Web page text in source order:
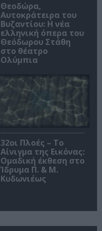
Θεοδώρα,
Αυτοκράτειρα του
Βυζαντίου: Η νέα
ελληνική όπερα του
Θεόδωρου Στάθη
στο θέατρο
Ολύμπια
32οι Πλοές – Το
Αίνιγμα της Εικόνας:
Ομαδική έκθεση στο
Ίδρυμα Π. & Μ.
Κυδωνιέως